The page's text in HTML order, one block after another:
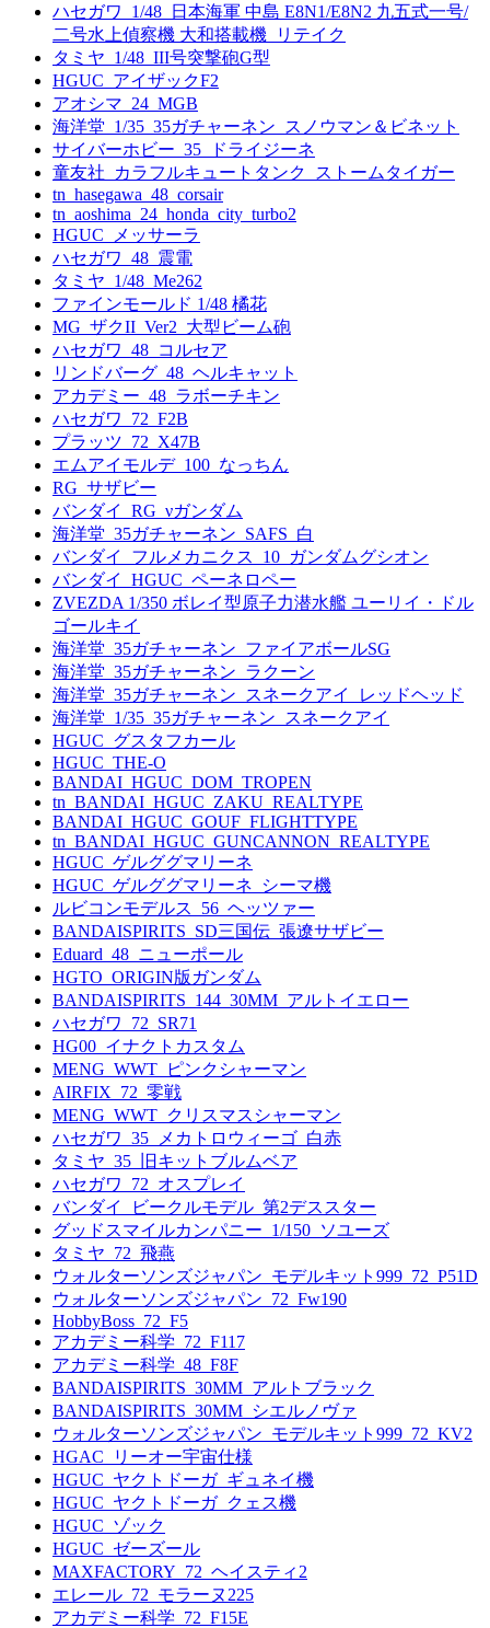
ハセガワ_1/48_日本海軍 中島 E8N1/E8N2 九五式一号/
二号水上偵察機 大和搭載機_リテイク
タミヤ_1/48_III号突撃砲G型
HGUC_アイザックF2
アオシマ_24_MGB
海洋堂_1/35_35ガチャーネン_スノウマン＆ビネット
サイバーホビー_35_ドライジーネ
童友社_カラフルキュートタンク_ストームタイガー
tn_hasegawa_48_corsair
tn_aoshima_24_honda_city_turbo2
HGUC_メッサーラ
ハセガワ_48_震電
タミヤ_1/48_Me262
ファインモールド 1/48 橘花
MG_ザクII_Ver2_大型ビーム砲
ハセガワ_48_コルセア
リンドバーグ_48_ヘルキャット
アカデミー_48_ラボーチキン
ハセガワ_72_F2B
プラッツ_72_X47B
エムアイモルデ_100_なっちん
RG_サザビー
バンダイ_RG_νガンダム
海洋堂_35ガチャーネン_SAFS_白
バンダイ_フルメカニクス_10_ガンダムグシオン
バンダイ_HGUC_ペーネロペー
ZVEZDA 1/350 ボレイ型原子力潜水艦 ユーリイ・ドル
ゴールキイ
海洋堂_35ガチャーネン_ファイアボールSG
海洋堂_35ガチャーネン_ラクーン
海洋堂_35ガチャーネン_スネークアイ_レッドヘッド
海洋堂_1/35_35ガチャーネン_スネークアイ
HGUC_グスタフカール
HGUC_THE-O
BANDAI_HGUC_DOM_TROPEN
tn_BANDAI_HGUC_ZAKU_REALTYPE
BANDAI_HGUC_GOUF_FLIGHTTYPE
tn_BANDAI_HGUC_GUNCANNON_REALTYPE
HGUC_ゲルググマリーネ
HGUC_ゲルググマリーネ_シーマ機
ルビコンモデルス_56_ヘッツァー
BANDAISPIRITS_SD三国伝_張遼サザビー
Eduard_48_ニューポール
HGTO_ORIGIN版ガンダム
BANDAISPIRITS_144_30MM_アルトイエロー
ハセガワ_72_SR71
HG00_イナクトカスタム
MENG_WWT_ピンクシャーマン
AIRFIX_72_零戦
MENG_WWT_クリスマスシャーマン
ハセガワ_35_メカトロウィーゴ_白赤
タミヤ_35_旧キットブルムベア
ハセガワ_72_オスプレイ
バンダイ_ビークルモデル_第2デススター
グッドスマイルカンパニー_1/150_ソユーズ
タミヤ_72_飛燕
ウォルターソンズジャパン_モデルキット999_72_P51D
ウォルターソンズジャパン_72_Fw190
HobbyBoss_72_F5
アカデミー科学_72_F117
アカデミー科学_48_F8F
BANDAISPIRITS_30MM_アルトブラック
BANDAISPIRITS_30MM_シエルノヴァ
ウォルターソンズジャパン_モデルキット999_72_KV2
HGAC_リーオー宇宙仕様
HGUC_ヤクトドーガ_ギュネイ機
HGUC_ヤクトドーガ_クェス機
HGUC_ゾック
HGUC_ゼーズール
MAXFACTORY_72_ヘイスティ2
エレール_72_モラーヌ225
アカデミー科学_72_F15E